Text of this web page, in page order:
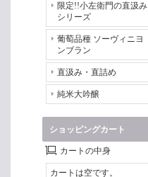
限定!!小左衛門の直汲み
シリーズ
葡萄品種 ソーヴィニヨ
ンブラン
直汲み・直詰め
純米大吟醸
ショッピングカート
カートの中身
カートは空です。